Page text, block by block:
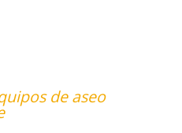
de aseo